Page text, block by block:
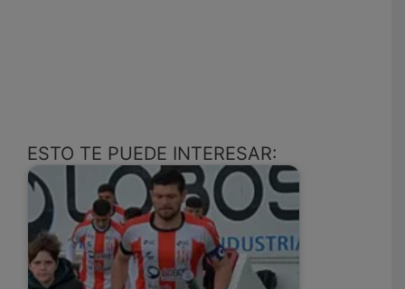
ESTO TE PUEDE INTERESAR: